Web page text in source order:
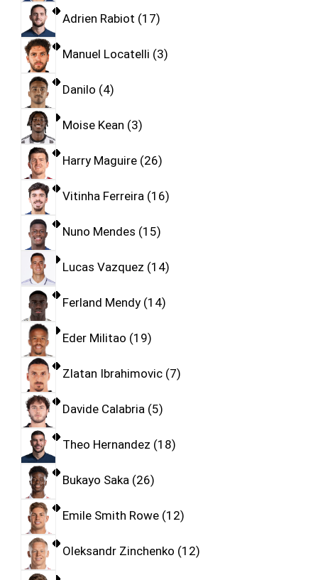
Adrien Rabiot 17
Manuel Locatelli 3
Danilo 4
Moise Kean 3
Harry Maguire 26
Vitinha Ferreira 16
Nuno Mendes 15
Lucas Vazquez 14
Ferland Mendy 14
Eder Militao 19
Zlatan Ibrahimovic 7
Davide Calabria 5
Theo Hernandez 18
Bukayo Saka 26
Emile Smith Rowe 12
Oleksandr Zinchenko 12